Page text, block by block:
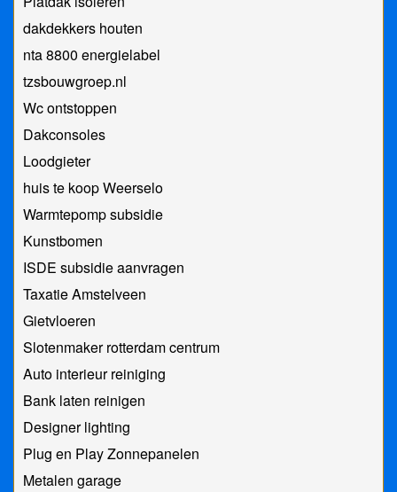
dakdekkers houten
nta 8800 energielabel
tzsbouwgroep.nl
Wc ontstoppen
Dakconsoles
Loodgieter
huis te koop Weerselo
Warmtepomp subsidie
Kunstbomen
ISDE subsidie aanvragen
Taxatie Amstelveen
Gietvloeren
Slotenmaker rotterdam centrum
Auto interieur reiniging
Bank laten reinigen
Designer lighting
Plug en Play Zonnepanelen
Metalen garage